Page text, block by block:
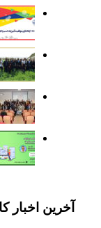
آخرین اخبار